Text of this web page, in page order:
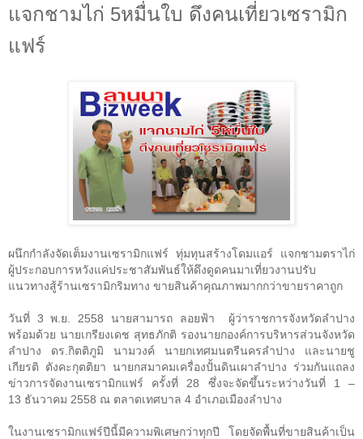
แจกชามไก่ 5หมื่นใบ ดึงคนเที่ยวเซรามิก
แฟร์
ผนึกกำลังจัดเต็มงานเซรามิกแฟร์ ทุ่มทุนสร้างโดมแอร์ แจกชามตราไก่
ผู้ประกอบการหวังแค่ประชาสัมพันธ์ให้ดึงดูดคนมาเที่ยวงานปรับ
แนวทางสู้ร้านเซรามิกริมทาง ขายสินค้าคุณภาพมากกว่าขายราคาถูก
วันที่ 3 พ.ย. 2558 นายสามารถ ลอยฟ้า ผู้ว่าราชการจังหวัดลำปาง
พร้อมด้วย นายเกรียงเดช สุทธภักติ รองนายกองค์การบริหารส่วนจังหวัด
ลำปาง ดร.กิตติภูมิ นามวงค์ นายกเทศมนตรีนครลำปาง และนายชู
เกียรติ ตังคะกุตติยา นายกสมาคมเครื่องปั้นดินเผาลำปาง ร่วมกันแถลง
ข่าวการจัดงานเซรามิกแฟร์ ครั้งที่ 28 ซึ่งจะจัดขึ้นระหว่างวันที่ 1 –
13 ธันวาคม 2558 ณ ตลาดเทศบาล 4 อำเภอเมืองลำปาง
ในงานเซรามิกแฟร์ปีนี้มีความพิเศษกว่าทุกปี โดยจัดพื้นที่ขายสินค้าเป็น